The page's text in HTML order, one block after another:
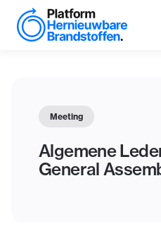
Meeting
Algemene
General